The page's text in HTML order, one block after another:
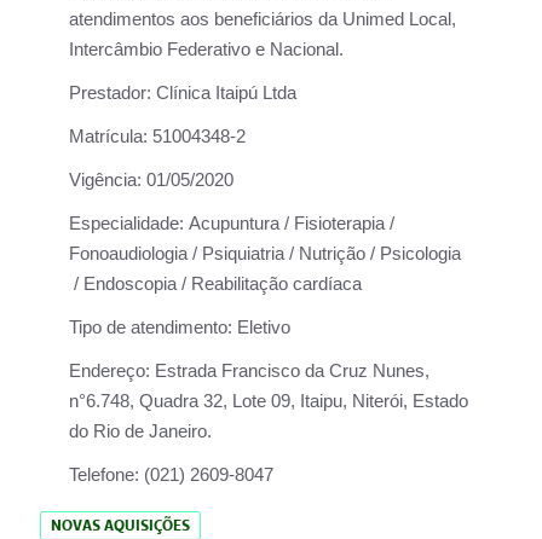
atendimentos aos beneficiários da Unimed Local,
Intercâmbio Federativo e Nacional.
Prestador: Clínica Itaipú Ltda
Matrícula: 51004348-2
Vigência: 01/05/2020
Especialidade: Acupuntura / Fisioterapia /
Fonoaudiologia / Psiquiatria / Nutrição / Psicologia
/ Endoscopia / Reabilitação cardíaca
Tipo de atendimento: Eletivo
Endereço: Estrada Francisco da Cruz Nunes,
n°6.748, Quadra 32, Lote 09, Itaipu, Niterói, Estado
do Rio de Janeiro.
Telefone: (021) 2609-8047
NOVAS AQUISIÇÕES